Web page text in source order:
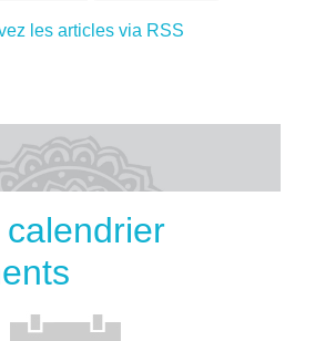
les articles via RSS